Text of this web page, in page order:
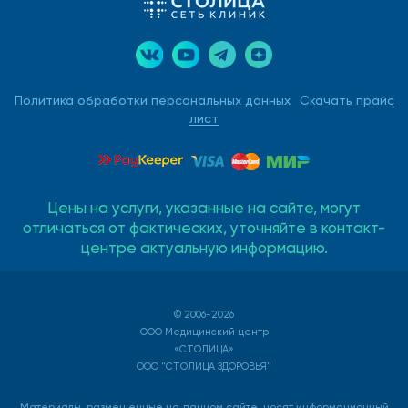
диагностику и лечение, вовремя обращайтесь в нашу
Политика обработки персональных данных
Скачать прайс
лист
Цены на услуги, указанные на сайте, могут
отличаться от фактических, уточняйте в контакт-
центре актуальную информацию.
© 2006-2026
ООО Медицинский центр
«СТОЛИЦА»
ООО "СТОЛИЦА ЗДОРОВЬЯ"